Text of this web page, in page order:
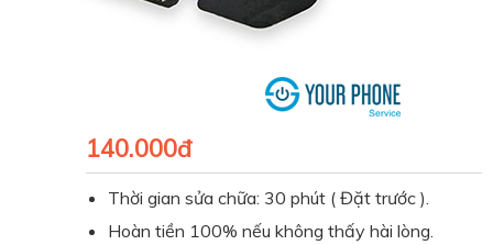
140.000đ
Thời gian sửa chữa: 30 phút ( Đặt trước ).
Hoàn tiền 100% nếu không thấy hài lòng.